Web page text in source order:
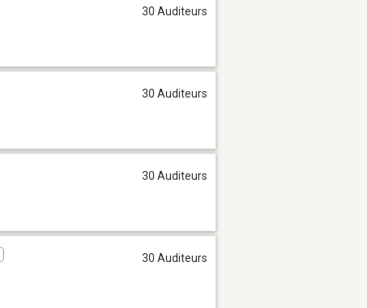
30 Auditeurs
30 Auditeurs
30 Auditeurs
30 Auditeurs